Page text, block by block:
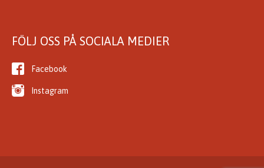
FÖLJ OSS PÅ SOCIALA MEDIER
Facebook
Instagram